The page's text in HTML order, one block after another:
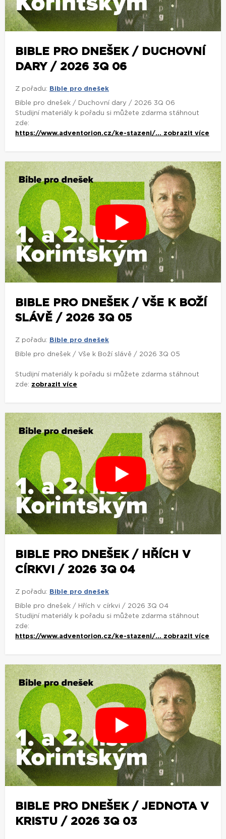
BIBLE PRO DNEŠEK / DUCHOVNÍ
DARY / 2026 3Q 06
Z pořadu: Bible pro dnešek
Bible pro dnešek / Duchovní dary / 2026 3Q 06
Studijní materiály k pořadu si můžete zdarma stáhnout
zde:
https://www.adventorion.cz/ke-stazeni/... zobrazit více
BIBLE PRO DNEŠEK / VŠE K BOŽÍ
SLÁVĚ / 2026 3Q 05
Z pořadu: Bible pro dnešek
Bible pro dnešek / Vše k Boží slávě / 2026 3Q 05
Studijní materiály k pořadu si můžete zdarma stáhnout
zde: zobrazit více
BIBLE PRO DNEŠEK / HŘÍCH V
CÍRKVI / 2026 3Q 04
Z pořadu: Bible pro dnešek
Bible pro dnešek / Hřích v církvi / 2026 3Q 04
Studijní materiály k pořadu si můžete zdarma stáhnout
zde:
https://www.adventorion.cz/ke-stazeni/... zobrazit více
BIBLE PRO DNEŠEK / JEDNOTA V
KRISTU / 2026 3Q 03